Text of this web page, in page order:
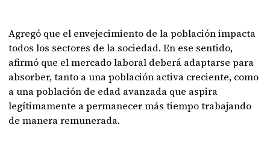
Agregó que el envejecimiento de la población impacta
todos los sectores de la sociedad. En ese sentido,
afirmó que el mercado laboral deberá adaptarse para
absorber, tanto a una población activa creciente, como
a una población de edad avanzada que aspira
legítimamente a permanecer más tiempo trabajando
de manera remunerada.